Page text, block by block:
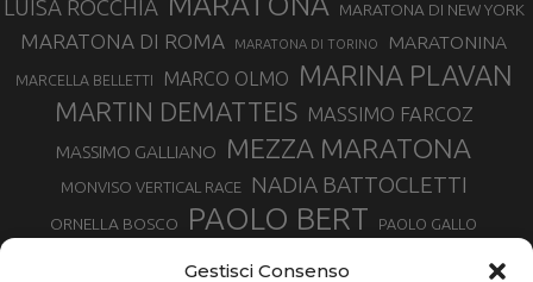
Gestisci Consenso
LUISA ROCCHIA MARATONA DI NEW YORK
MARATONA DI ROMA MARATONA DI TORINO MARATONINA
MARCELLA BELLETTI MARCO OLMO MARINA PLAVAN
MARTIN DEMATTEIS MASSIMO FARCOZ
MASSIMO GALLIANO MEZZA MARATONA
MONVISO VERTICAL RACE NADIA BATTOCLETTI
ORNELLA BOSCO PAOLO BERT PAOLO GALLO